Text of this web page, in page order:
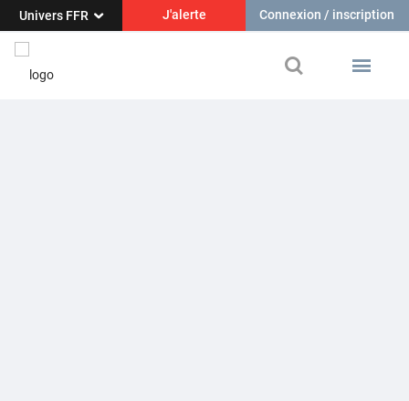
Univers FFR J'alerte Connexion / inscription